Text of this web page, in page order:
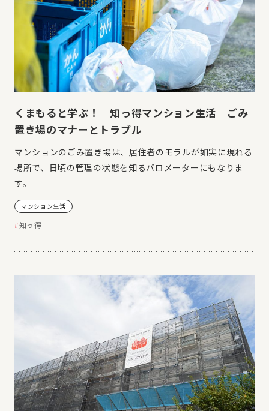
くまもると学ぶ！ 知っ得マンション生活 ごみ
置き場のマナーとトラブル
マンションのごみ置き場は、居住者のモラルが如実に現れる
場所で、日頃の管理の状態を知るバロメーターにもなりま
す。
マンション生活
知っ得